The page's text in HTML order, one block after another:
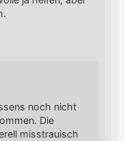
noch nicht
Die
misstrauisch